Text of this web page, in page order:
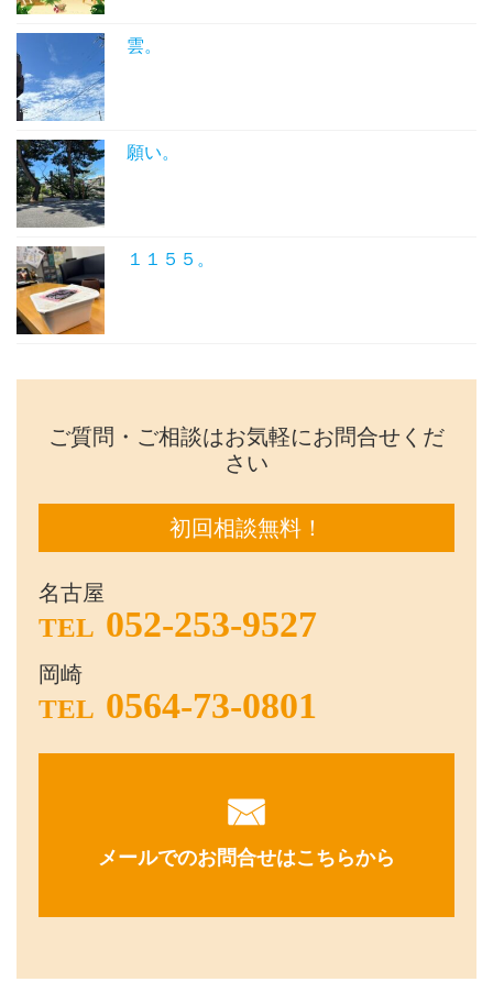
雲。
願い。
１１５５。
ご質問・ご相談はお気軽にお問合せくだ
さい
初回相談無料！
名古屋
TEL 052-253-9527
岡崎
TEL 0564-73-0801
メールでのお問合せはこちらから